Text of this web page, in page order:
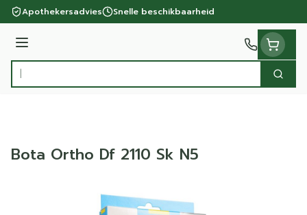
Ga naar de inhoud
Apothekersadvies Snelle beschikbaarheid
Menu
Product, merk, categorie...
Zoek
Bota Ortho Df 2110 Sk N5